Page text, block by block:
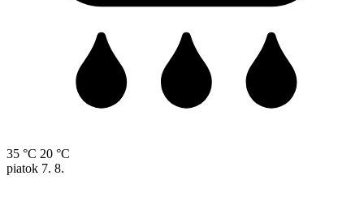
35 °C 20 °C
piatok 7. 8.